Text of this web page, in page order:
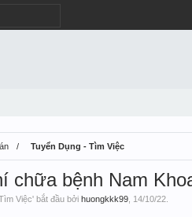
Tuyển Dụng - Tìm Việc
chữa bệnh Nam
Việc' bắt đầu bởi huongkkk99 14/10/22